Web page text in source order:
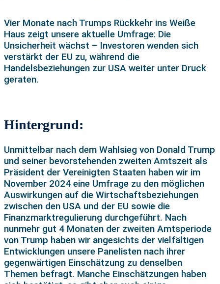
Vier Monate nach Trumps Rückkehr ins Weiße
Haus zeigt unsere aktuelle Umfrage: Die
Unsicherheit wächst – Investoren wenden sich
verstärkt der EU zu, während die
Handelsbeziehungen zur USA weiter unter Druck
geraten.
Hintergrund:
Unmittelbar nach dem Wahlsieg von Donald Trump
und seiner bevorstehenden zweiten Amtszeit als
Präsident der Vereinigten Staaten haben wir im
November 2024 eine Umfrage zu den möglichen
Auswirkungen auf die Wirtschaftsbeziehungen
zwischen den USA und der EU sowie die
Finanzmarktregulierung durchgeführt. Nach
nunmehr gut 4 Monaten der zweiten Amtsperiode
von Trump haben wir angesichts der vielfältigen
Entwicklungen unsere Panelisten nach ihrer
gegenwärtigen Einschätzung zu denselben
Themen befragt. Manche Einschätzungen haben